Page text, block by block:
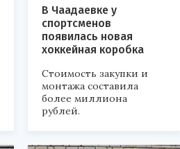
В Чаадаевке у
спортсменов
появилась новая
хоккейная коробка
Стоимость закупки и
монтажа составила
более миллиона
рублей.